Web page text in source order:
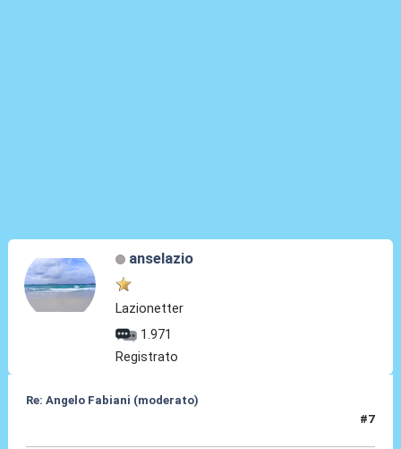
anselazio
Lazionetter
1.971
Registrato
Re: Angelo Fabiani (moderato)
#7